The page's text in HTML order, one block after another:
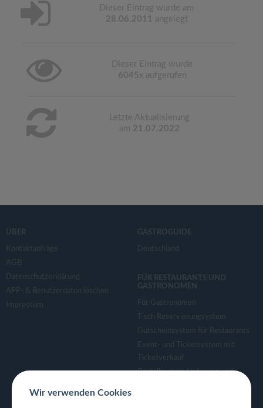
Dieser Eintrag wurde am
28.06.2011 angelegt
Dieser Eintrag wurde
6045 x aufgerufen
Letzte Aktualisierung
am 21.07.2022
ÜBER
Kontaktanfrage
AGB
Datenschutzerklärung
APP- & Benutzerdaten löschen
Impressum
GASTROGUIDE
Deutschland
FÜR RESTAURANTS UND
GASTRONOMEN
Für Gastronomen
Tisch Reservierungsystem
Gutscheinsystem für Restaurants
Event- und Ticketsystem mit
Ticketverkauf
Bestellsystem Lieferung und
Wir verwenden Cookies